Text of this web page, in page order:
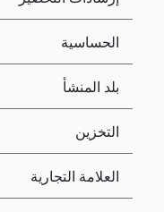
الحساسية
بلد المنشأ
التخزين
العلامة التجارية